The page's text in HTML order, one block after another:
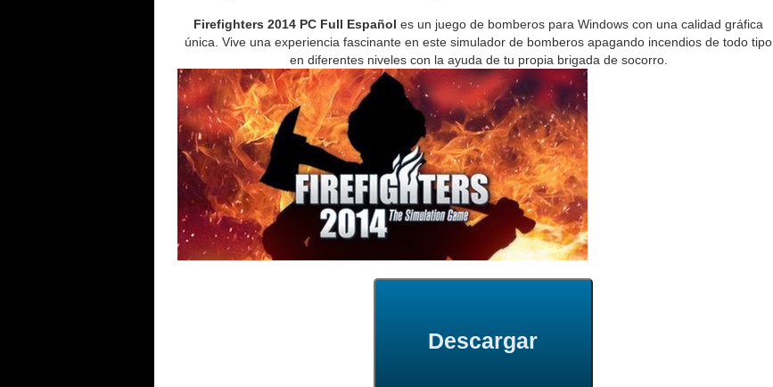
Firefighters 2014 PC Full Español es un juego de bomberos para Windows con una calidad gráfica
única. Vive una experiencia fascinante en este simulador de bomberos apagando incendios de todo tipo
en diferentes niveles con la ayuda de tu propia brigada de socorro.
Descargar